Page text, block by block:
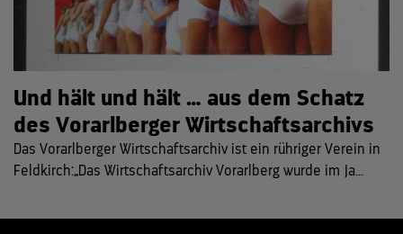
Und hält und hält … aus dem Schatz
des Vorarlberger Wirtschaftsarchivs
Das Vorarlberger Wirtschaftsarchiv ist ein rühriger Verein in
Feldkirch:„Das Wirtschaftsarchiv Vorarlberg wurde im Ja...